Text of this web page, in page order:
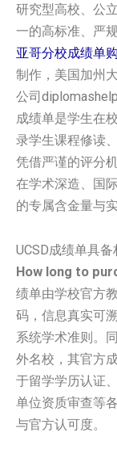
研究型高校、公
一的高标准、严
亚哥分校成绩单
制作，美国加州
公司
成绩单是学生在
录学生课程修读
凭借严谨的评分
在学术深造、国
的专属含金量与
UCSD成绩单具
How long to
绩单由学校官方
码，信息真实可
系统学术准则。
外名校，其官方
于留学学历认证
单位资质审查等
与官方认可度。